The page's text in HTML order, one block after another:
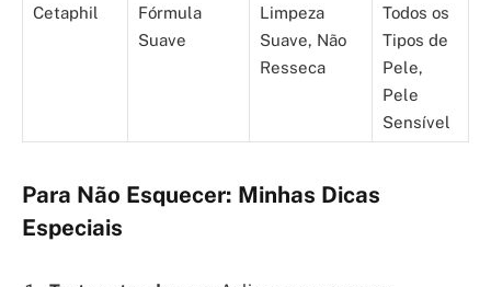
Cetaphil
Fórmula
Suave
Limpeza
Suave, Não
Resseca
Todos os
Tipos de
Pele,
Pele
Sensível
Para Não Esquecer: Minhas Dicas
Especiais